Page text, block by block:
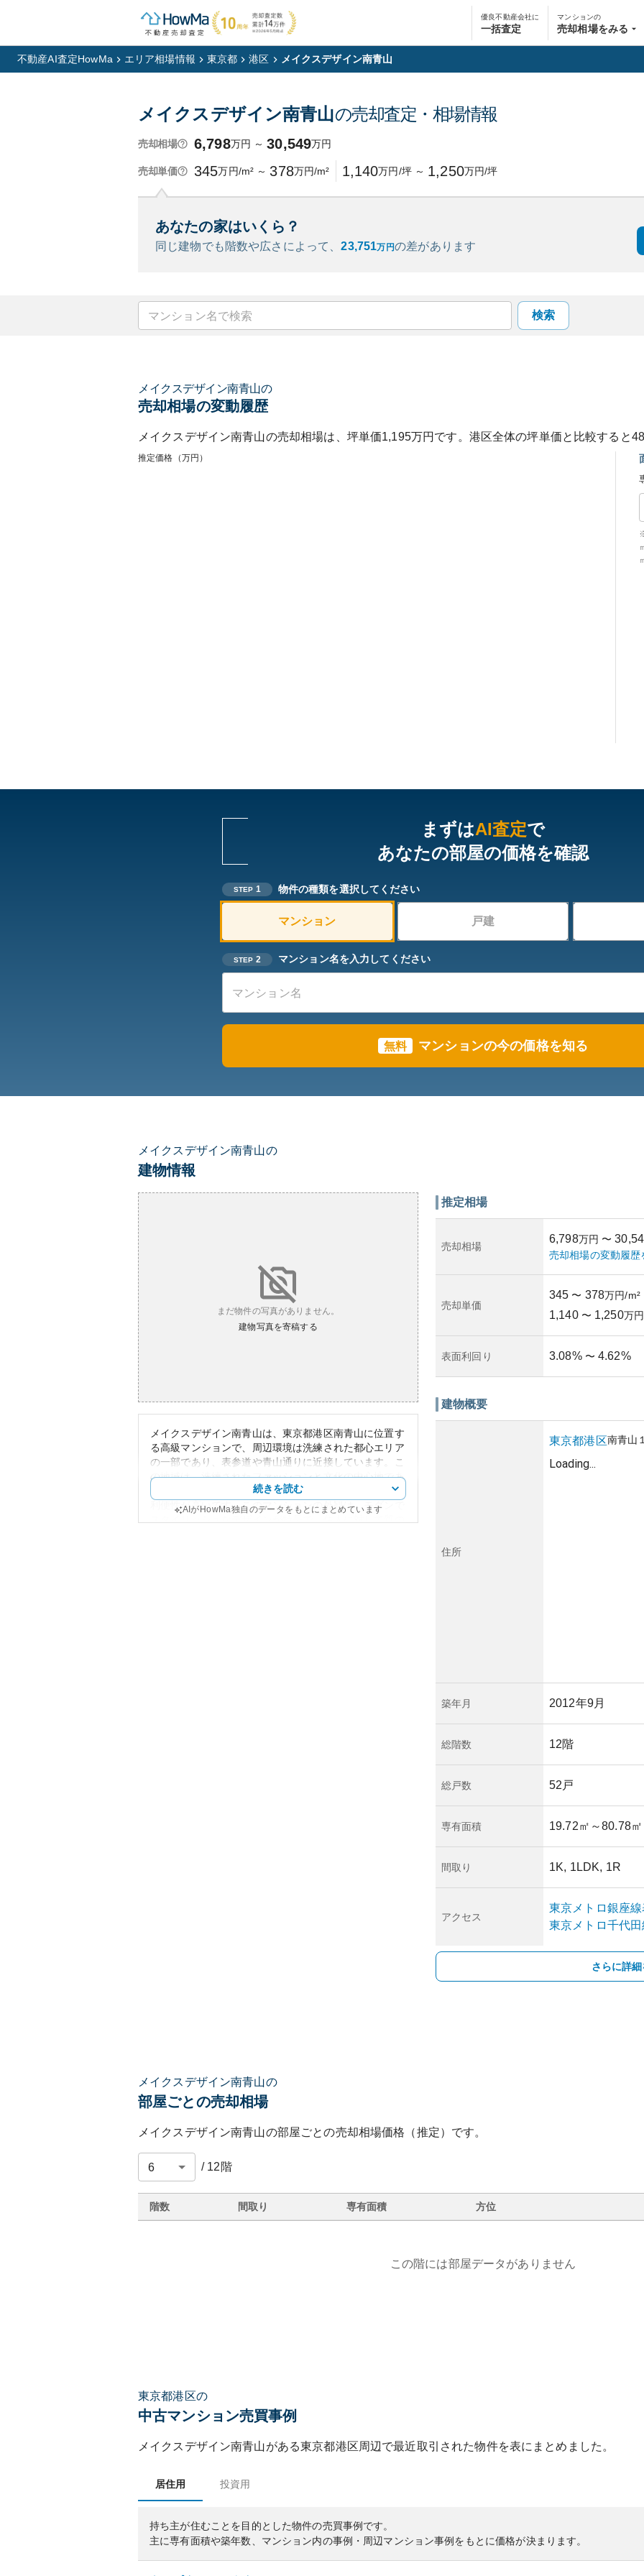
優良不動産会社に
一括査定
マンションの
売却相場をみる
不動産AI査定HowMa エリア相場情報 東京都 港区 メイクスデザイン南青山
メイクスデザイン南青山の売却査定・相場情報
売却相場 6,798万円 ～ 30,549万円
売却単価 345万円/m² ～ 378万円/m² 1,140万円/坪 ～ 1,250万円/坪
あなたの家はいくら？
同じ建物でも階数や広さによって、23,751万円の差があります
検索
メイクスデザイン南青山の
売却相場の変動履歴
メイクスデザイン南青山の売却相場は、坪単価1,195万円です。 港区全体の坪単価と比較すると
推定価格（万円）
まずはAI査定で
あなたの部屋の価格を確認
STEP 1 物件の種類を選択してください
マンション 戸建
STEP 2 マンション名を入力してください
無料 マンションの今の価格を知る
メイクスデザイン南青山の
建物情報
まだ物件の写真がありません。
建物写真を寄稿する
メイクスデザイン南青山は、東京都港区南青山に位置す
る高級マンションで、周辺環境は洗練された都心エリア
の一部であり、表参道や青山通りに近接しています。こ
の地域は、洗練されたファッションと文化の中心地であ
るとともに、ビジネス街としての顔も持つため、生活の
利便性が高いです。このマンションの外観は、モダンで
続きを読む
AIがHowMa独自のデータをもとにまとめています
推定相場
売却相場
6,798万円 〜
売却相場の変動履歴
売却単価
345 〜 378万円/m²
1,140 〜 1,250万
表面利回り 3.08% 〜 4.62%
建物概要
住所
東京都港区南青山
Loading...
築年月 2012年9月
総階数 12階
総戸数 52戸
専有面積 19.72㎡ ～80.78㎡
間取り 1K, 1LDK, 1R
アクセス
東京メトロ銀座線
東京メトロ千代
さらに詳
メイクスデザイン南青山の
部屋ごとの売却相場
メイクスデザイン南青山の部屋ごとの売却相場価格（推定）です。
/ 12 階
階数 間取り 専有面積 方位
この階には部屋データがありません
東京都港区の
中古マンション売買事例
メイクスデザイン南青山がある東京都港区周辺で最近取引された物件を表にまとめました。
居住用 投資用
持ち主が住むことを目的とした物件の売買事例です。
主に専有面積や築年数、マンション内の事例・周辺マンション事例をもとに価格が決まります。